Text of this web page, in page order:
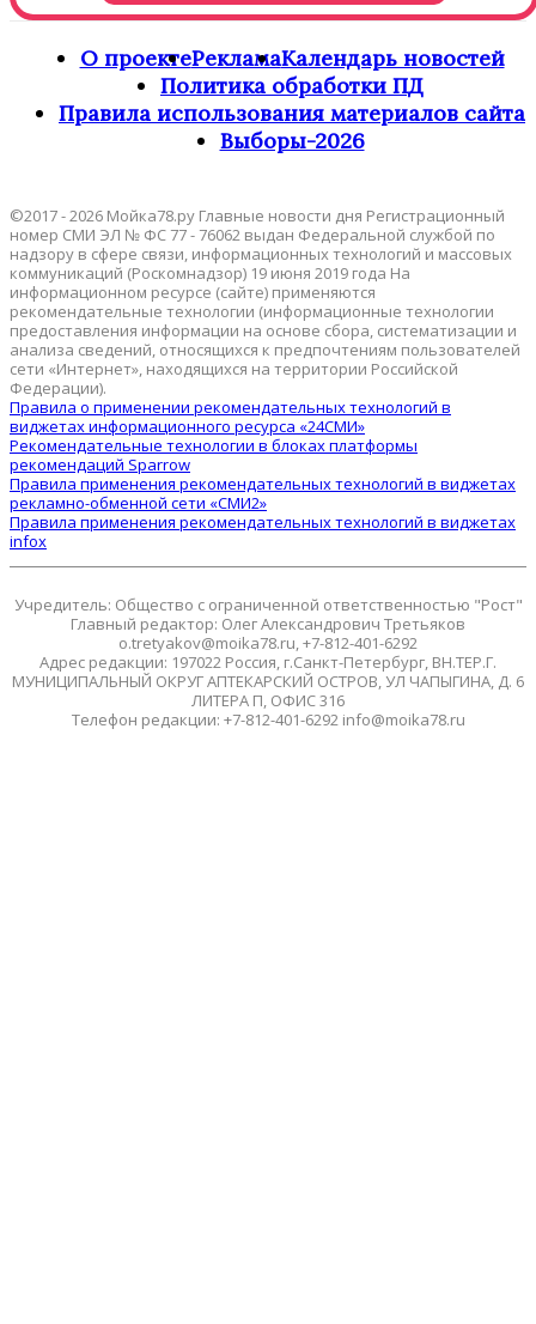
О проектеРекламаКалендарь новостей
Политика обработки ПД
Правила использования материалов сайта
Выборы-2026
©2017 - 2026 Мойка78.ру Главные новости дня Регистрационный
номер СМИ ЭЛ № ФС 77 - 76062 выдан Федеральной службой по
надзору в сфере связи, информационных технологий и массовых
коммуникаций (Роскомнадзор) 19 июня 2019 года На
информационном ресурсе (сайте) применяются
рекомендательные технологии (информационные технологии
предоставления информации на основе сбора, систематизации и
анализа сведений, относящихся к предпочтениям пользователей
сети «Интернет», находящихся на территории Российской
Федерации).
Правила о применении рекомендательных технологий в
виджетах информационного ресурса «24СМИ»
Рекомендательные технологии в блоках платформы
рекомендаций Sparrow
Правила применения рекомендательных технологий в виджетах
рекламно-обменной сети «СМИ2»
Правила применения рекомендательных технологий в виджетах
infox
Учредитель: Общество с ограниченной ответственностью "Рост"
Главный редактор: Олег Александрович Третьяков
o.tretyakov@moika78.ru, +7-812-401-6292
Адрес редакции: 197022 Россия, г.Санкт-Петербург, ВН.ТЕР.Г.
МУНИЦИПАЛЬНЫЙ ОКРУГ АПТЕКАРСКИЙ ОСТРОВ, УЛ ЧАПЫГИНА, Д. 6
ЛИТЕРА П, ОФИС 316
Телефон редакции: +7-812-401-6292 info@moika78.ru